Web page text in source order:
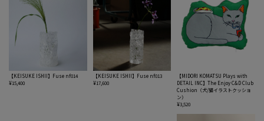
【KEISUKE ISHII】Fuse nf014
¥15,400
【KEISUKE ISHII】Fuse nf013
¥17,600
【MIDORI KOMATSU Plays with
DETAIL INC】The Enjoy C&D Club
Cushion（犬/猫イラストクッショ
ン）
¥3,520